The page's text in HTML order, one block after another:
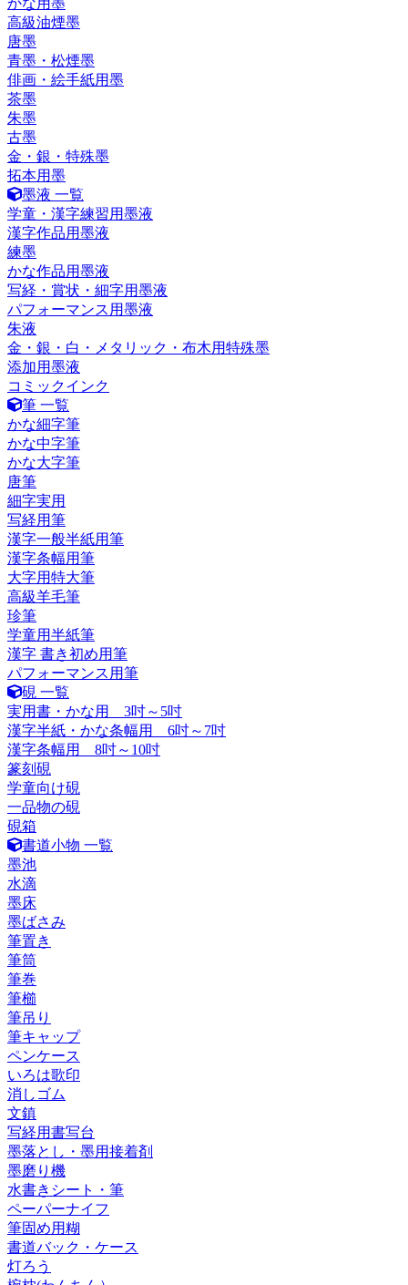
高級油煙墨
唐墨
青墨・松煙墨
俳画・絵手紙用墨
茶墨
朱墨
古墨
金・銀・特殊墨
拓本用墨
墨液 一覧
学童・漢字練習用墨液
漢字作品用墨液
練墨
かな作品用墨液
写経・賞状・細字用墨液
パフォーマンス用墨液
朱液
金・銀・白・メタリック・布木用特殊墨
添加用墨液
コミックインク
筆 一覧
かな細字筆
かな中字筆
かな大字筆
唐筆
細字実用
写経用筆
漢字一般半紙用筆
漢字条幅用筆
大字用特大筆
高級羊毛筆
珍筆
学童用半紙筆
漢字 書き初め用筆
パフォーマンス用筆
硯 一覧
実用書・かな用 3吋～5吋
漢字半紙・かな条幅用 6吋～7吋
漢字条幅用 8吋～10吋
篆刻硯
学童向け硯
一品物の硯
硯箱
書道小物 一覧
墨池
水滴
墨床
墨ばさみ
筆置き
筆筒
筆巻
筆櫛
筆吊り
筆キャップ
ペンケース
いろは歌印
消しゴム
文鎮
写経用書写台
墨落とし・墨用接着剤
墨磨り機
水書きシート・筆
ペーパーナイフ
筆固め用糊
書道バック・ケース
灯ろう